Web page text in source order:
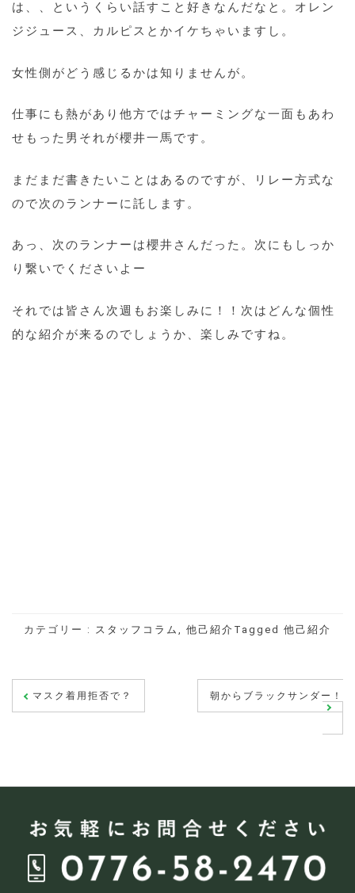
は、、というくらい話すこと好きなんだなと。オレン
ジジュース、カルピスとかイケちゃいますし。
女性側がどう感じるかは知りませんが。
仕事にも熱があり他方ではチャーミングな一面もあわ
せもった男それが櫻井一馬です。
まだまだ書きたいことはあるのですが、リレー方式な
ので次のランナーに託します。
あっ、次のランナーは櫻井さんだった。次にもしっか
り繋いでくださいよー
それでは皆さん次週もお楽しみに！！次はどんな個性
的な紹介が来るのでしょうか、楽しみですね。
カテゴリー : スタッフコラム , 他己紹介 Tagged 他己紹介
投
ビ
ー
シ
マスク着用拒否で？ 朝からブラックサンダー！